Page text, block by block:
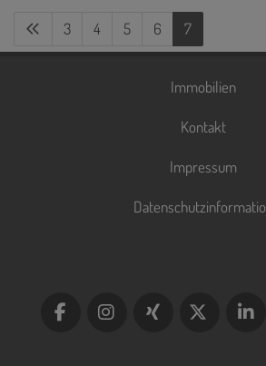
3 4 5 6 7
Immobilien
Kontakt
Impressum